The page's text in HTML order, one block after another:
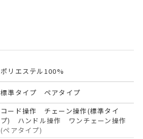
ポリエステル100%
標準タイプ ペアタイプ
コード操作 チェーン操作(標準タイ
プ) ハンドル操作 ワンチェーン操作
(ペアタイプ)